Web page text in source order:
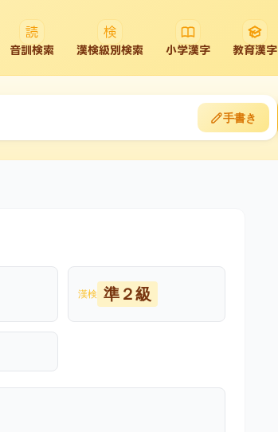
音訓検索 漢検級別検索 小学漢字 教育漢字
手書き
漢検 準２級